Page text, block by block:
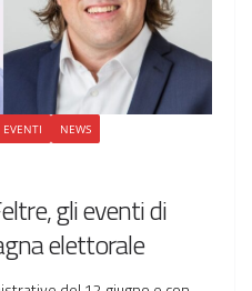
EVENTI NEWS
gli eventi di
elettorale